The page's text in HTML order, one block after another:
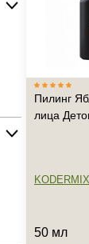
Пилинг
лица
KODERMIX
50 мл